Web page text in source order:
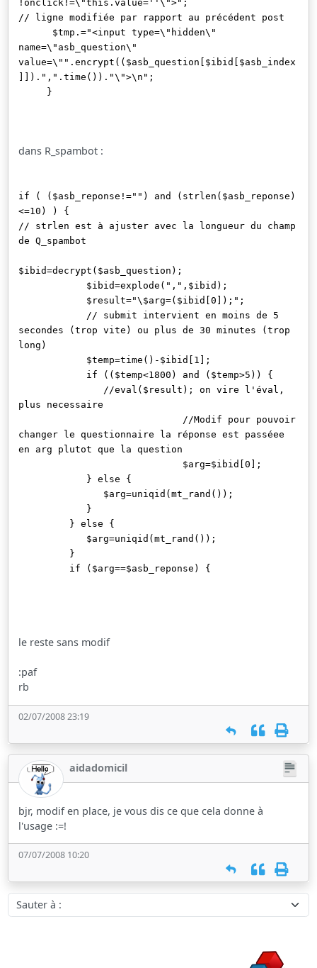
!onclick!=\"this.value=''\">";
// ligne modifiée par rapport au précédent post
$tmp.="<input type=\"hidden\"
name=\"asb_question\"
value=\"".encrypt(($asb_question[$ibid[$asb_index
]]).",".time())."\">\n";
}
dans R_spambot :
if ( ($asb_reponse!="") and (strlen($asb_reponse)
<=10) ) {
// strlen est à ajuster avec la longueur du champ
de Q_spambot
$ibid=decrypt($asb_question);
$ibid=explode(",",$ibid);
$result="\$arg=($ibid[0]);";
// submit intervient en moins de 5
secondes (trop vite) ou plus de 30 minutes (trop
long)
$temp=time()-$ibid[1];
if (($temp<1800) and ($temp>5)) {
//eval($result); on vire l'éval,
plus necessaire
//Modif pour pouvoir
changer le questionnaire la réponse est passéee
en arg plutot que la question
$arg=$ibid[0];
} else {
$arg=uniqid(mt_rand());
}
} else {
$arg=uniqid(mt_rand());
}
if ($arg==$asb_reponse) {
le reste sans modif
:paf
rb
02/07/2008 23:19
aidadomicil
bjr, modif en place, je vous dis ce que cela donne à
l'usage :=!
07/07/2008 10:20
Sauter à :